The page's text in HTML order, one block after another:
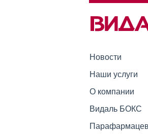
Новости
Наши услуги
О компании
Видаль БОКС